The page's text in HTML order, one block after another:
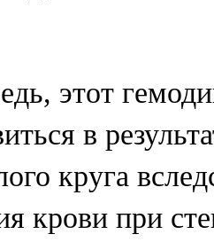
этот
в
круга
крови при